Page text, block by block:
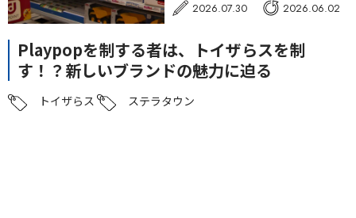
2026.07.30 2026.06.02
Playpopを制する者は、トイザらスを制
す！？新しいブランドの魅力に迫る
トイザらス ステラタウン